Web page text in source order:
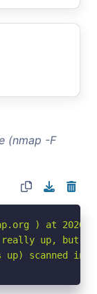
(nmap -F
) at 2026-
up, but
up) scanned in